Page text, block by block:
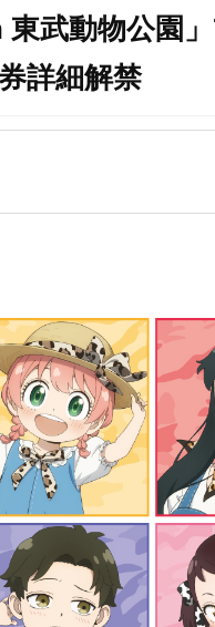
東武動物公園
詳細解禁